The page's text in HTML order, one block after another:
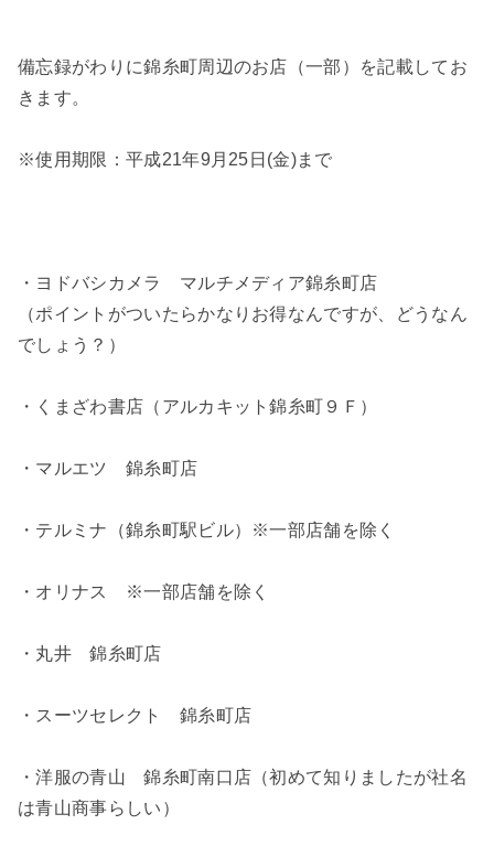
備忘録がわりに錦糸町周辺のお店（一部）を記載してお
きます。
※使用期限：平成21年9月25日(金)まで
・ヨドバシカメラ マルチメディア錦糸町店
（ポイントがついたらかなりお得なんですが、どうなん
でしょう？）
・くまざわ書店（アルカキット錦糸町９Ｆ）
・マルエツ 錦糸町店
・テルミナ（錦糸町駅ビル）※一部店舗を除く
・オリナス ※一部店舗を除く
・丸井 錦糸町店
・スーツセレクト 錦糸町店
・洋服の青山 錦糸町南口店（初めて知りましたが社名
は青山商事らしい）